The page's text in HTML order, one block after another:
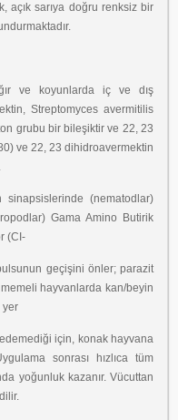
açık sarıya doğru renksiz bir
ve koyunlarda iç ve dış
Streptomyces avermitilis
grubu bir bileşiktir ve 22, 23
ve 22, 23 dihidroavermektin
sinapsislerinde (nematodlar)
Gama Amino Butirik
(CI-
geçişini önler; parazit
hayvanlarda kan/beyin
yer
için, konak hayvana
sonrası hızlıca tüm
yoğunluk kazanır. Vücuttan